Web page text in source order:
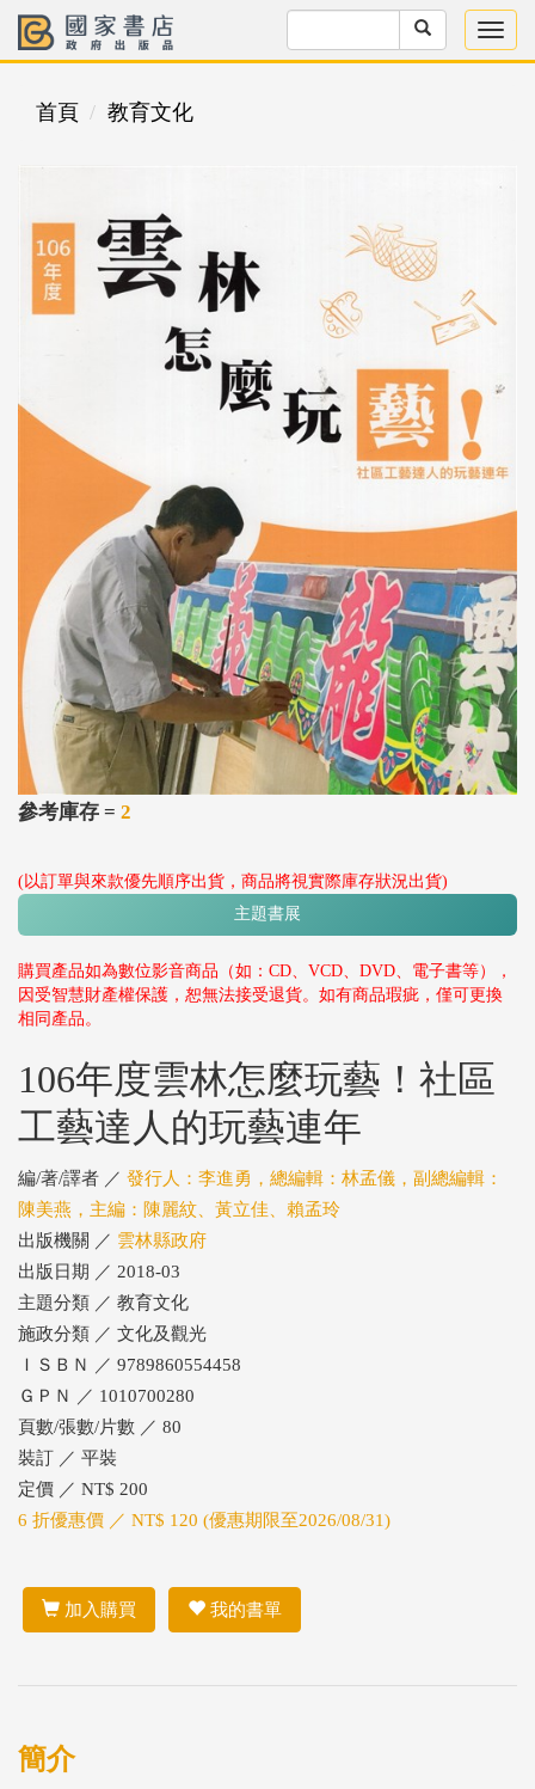
首頁 教育文化
參考庫存 = 2
(以訂單與來款優先順序出貨，商品將視實際庫存狀況出貨)
主題書展
購買產品如為數位影音商品（如：CD、VCD、DVD、電子書等），
因受智慧財產權保護，恕無法接受退貨。如有商品瑕疵，僅可更換
相同產品。
106年度雲林怎麼玩藝！社區
工藝達人的玩藝連年
編/著/譯者 ／ 發行人：李進勇，總編輯：林孟儀，副總編輯：
陳美燕，主編：陳麗紋、黃立佳、賴孟玲
出版機關 ／ 雲林縣政府
出版日期 ／ 2018-03
主題分類 ／ 教育文化
施政分類 ／ 文化及觀光
ＩＳＢＮ ／ 9789860554458
ＧＰＮ ／ 1010700280
頁數/張數/片數 ／ 80
裝訂 ／ 平裝
定價 ／ NT$ 200
6 折優惠價 ／ NT$ 120 (優惠期限至2026/08/31)
加入購買 我的書單
簡介